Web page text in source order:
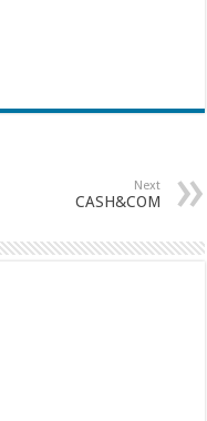
Next
CASH&COM